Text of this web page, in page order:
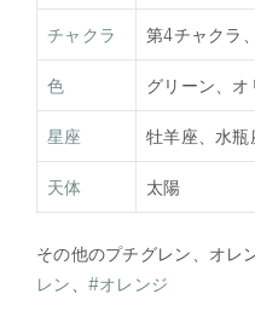
チャクラ 第4チャクラ
色 グリーン、オ
星座 牡羊座、水瓶
天体 太陽
その他のプチグレン、オレ
レン
#オレンジ